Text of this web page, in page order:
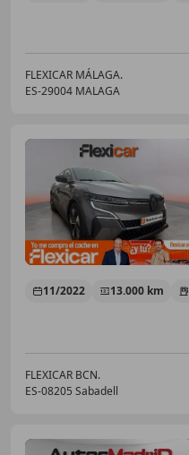
FLEXICAR MÁLAGA.
ES-29004 MALAGA
11/2022 13.000 km
FLEXICAR BCN.
ES-08205 Sabadell